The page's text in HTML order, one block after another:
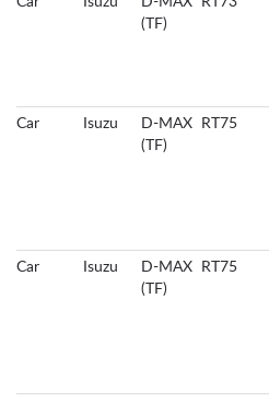
(TF)
Car Isuzu
D-MAX
(TF)
RT75
Car Isuzu
D-MAX
(TF)
RT75